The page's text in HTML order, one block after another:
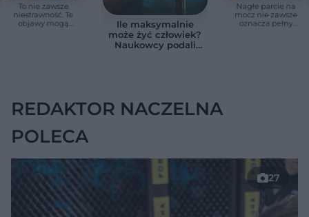
To nie zawsze
niestrawność. Te
objawy mogą
Ile maksymalnie
może żyć człowiek?
Naukowcy podali
Nagłe parcie na
mocz nie zawsze
oznacza pełny
REDAKTOR NACZELNA
POLECA
27